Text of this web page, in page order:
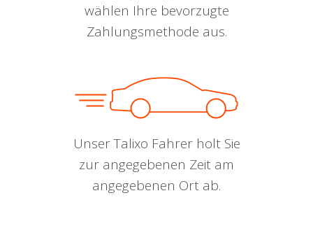
wählen Ihre bevorzugte
Zahlungsmethode aus.
Unser Talixo Fahrer holt Sie
zur angegebenen Zeit am
angegebenen Ort ab.